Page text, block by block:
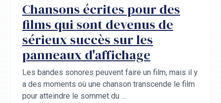
Chansons écrites pour des
films qui sont devenus de
sérieux succès sur les
panneaux d'affichage
Les bandes sonores peuvent faire un film, mais il y
a des moments où une chanson transcende le film
pour atteindre le sommet du …